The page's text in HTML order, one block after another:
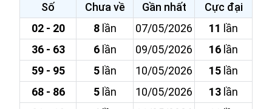
Số Chưa về Gần nhất
Cực đại
02 - 20
8lần 07/05/2026 11 lần
36 - 63
6lần 09/05/2026 16 lần
59 - 95
5lần 10/05/2026 15 lần
68 - 86
5lần 10/05/2026 13 lần